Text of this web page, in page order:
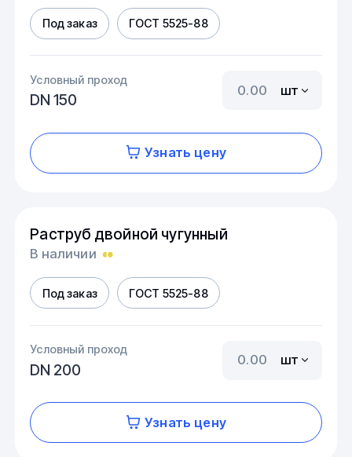
Под заказ ГОСТ 5525-88
Условный проход
DN 150
шт
Узнать цену
Раструб двойной чугунный
В наличии
Под заказ ГОСТ 5525-88
Условный проход
DN 200
шт
Узнать цену